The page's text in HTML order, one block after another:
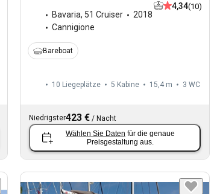
Bavaria, 51 Cruiser
2018
Cannigione
4,34(10)
Bareboat
10 Liegeplätze 5 Kabine 15,4 m 3 WC
Niedrigster423 € / Nacht
Wählen Sie Daten für die genaue
Preisgestaltung aus.